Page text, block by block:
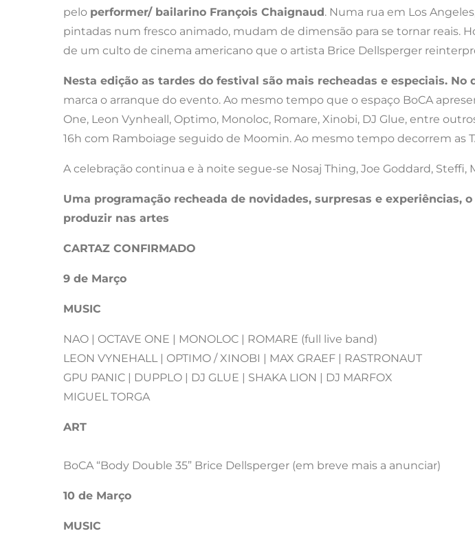
pelo performer/ bailarino François Chaignaud. Numa rua em Los
pintadas num fresco animado, mudam de dimensão para se tornar reais.
de um culto de cinema americano que o artista Brice Dellsperger
Nesta edição as tardes do festival são mais recheadas e especiais. No
marca o arranque do evento. Ao mesmo tempo que o espaço BoCA
One, Leon Vynheall, Optimo, Monoloc, Romare, Xinobi, DJ Glue, entre
16h com Ramboiage seguido de Moomin. Ao mesmo tempo decorrem as
A celebração continua e à noite segue-se Nosaj Thing, Joe Goddard,
Uma programação recheada de novidades, surpresas e experiências,
produzir nas artes
CARTAZ CONFIRMADO
9 de Março
MUSIC
NAO | OCTAVE ONE | MONOLOC | ROMARE (full live band)
LEON VYNEHALL | OPTIMO / XINOBI | MAX GRAEF | RASTRONAUT
GPU PANIC | DUPPLO | DJ GLUE | SHAKA LION | DJ MARFOX
MIGUEL TORGA
ART
BoCA “Body Double 35” Brice Dellsperger (em breve mais a anunciar)
10 de Março
MUSIC